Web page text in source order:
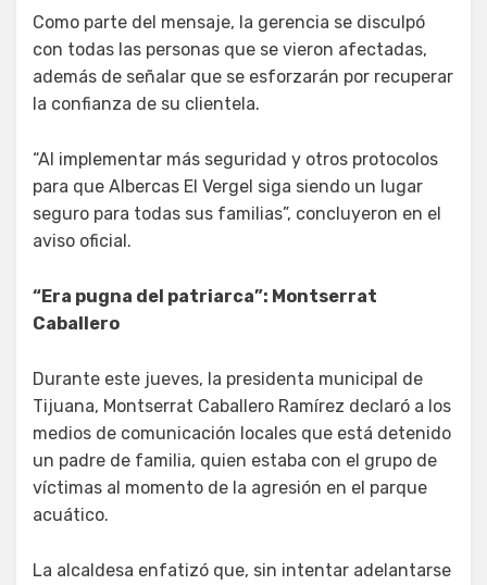
Como parte del mensaje, la gerencia se disculpó
con todas las personas que se vieron afectadas,
además de señalar que se esforzarán por recuperar
la confianza de su clientela.
“Al implementar más seguridad y otros protocolos
para que Albercas El Vergel siga siendo un lugar
seguro para todas sus familias”, concluyeron en el
aviso oficial.
“Era pugna del patriarca”: Montserrat
Caballero
Durante este jueves, la presidenta municipal de
Tijuana, Montserrat Caballero Ramírez declaró a los
medios de comunicación locales que está detenido
un padre de familia, quien estaba con el grupo de
víctimas al momento de la agresión en el parque
acuático.
La alcaldesa enfatizó que, sin intentar adelantarse